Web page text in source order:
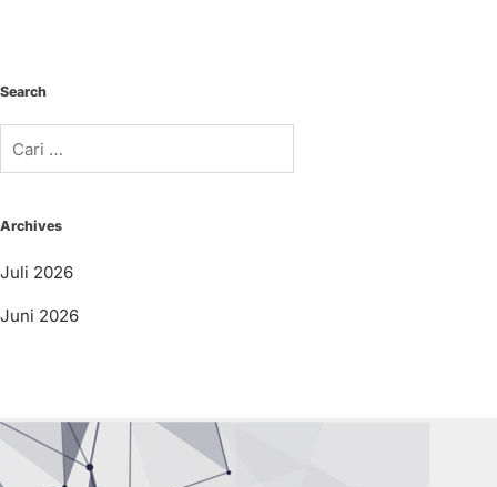
Search
Archives
Juli 2026
Juni 2026